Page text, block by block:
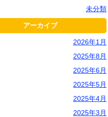
未分類
アーカイブ
2026年1月
2025年8月
2025年6月
2025年5月
2025年4月
2025年3月